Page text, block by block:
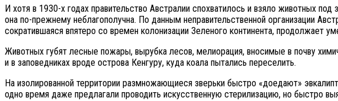
И хотя в 1930-х годах правительство Австралии спохватилось и взяло животных
она по-прежнему неблагополучна. По данным неправительственной организации
сократившаяся впятеро со времен колонизации Зеленого континента, продолжает
Животных губят лесные пожары, вырубка лесов, мелиорация, вносимые в почву
и в заповедниках вроде острова Кенгуру, куда коала пытались переселить.
На изолированной территории размножающиеся зверьки быстро «доедают»
одно время даже предлагали проводить искусственную стерилизацию, но быстро